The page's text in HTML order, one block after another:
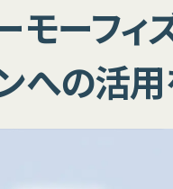
モーフィ
への活